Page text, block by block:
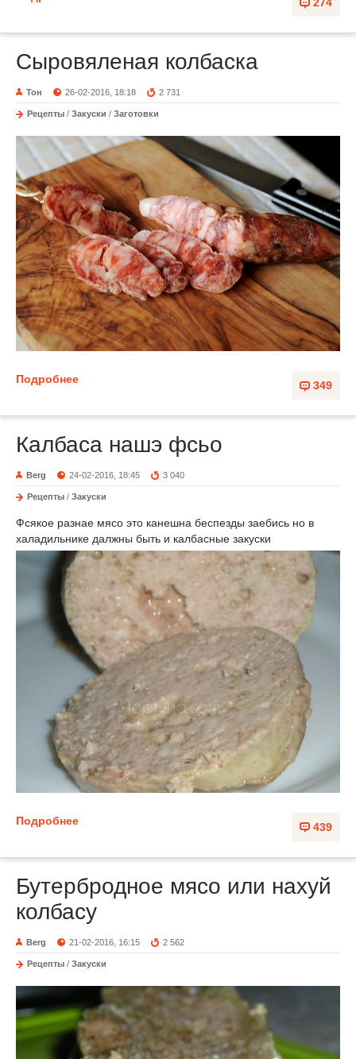
274
Сыровяленая колбаска
Тон 26-02-2016, 18:18 2 731
Рецепты / Закуски / Заготовки
349
Подробнее
Калбаса нашэ фсьо
Berg 24-02-2016, 18:45 3 040
Рецепты / Закуски
Фсякое разнае мясо это канешна беспезды заебись но в
халадильнике далжны быть и калбасные закуски
439
Подробнее
Бутербродное мясо или нахуй
колбасу
Berg 21-02-2016, 16:15 2 562
Рецепты / Закуски